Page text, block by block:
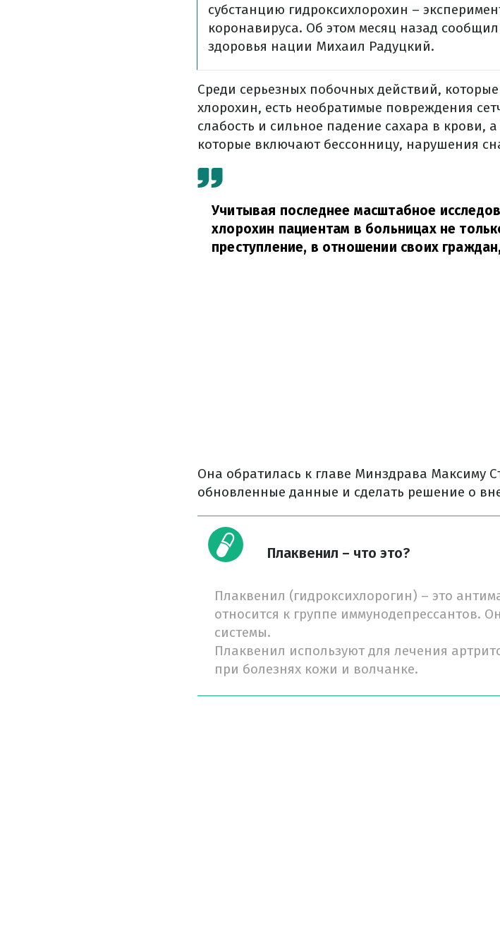
субстанцию ​​гидроксихлорохин –
коронавируса. Об этом месяц назад
здоровья нации Михаил Радуцкий.
Среди серьезных побочных действий,
хлорохин, есть необратимые повреждения
слабость и сильное падение сахара в крови,
которые включают бессонницу, нарушения
Учитывая последнее масштабное
хлорохин пациентам в больницах не
преступление, в отношении своих граждан,
Она обратилась к главе Минздрава Максиму
обновленные данные и сделать решение о
Плаквенил – что это?
Плаквенил (гидроксихлорогин) – это
относится к группе иммунодепрессантов.
системы.
Плаквенил используют для лечения
при болезнях кожи и волчанке.